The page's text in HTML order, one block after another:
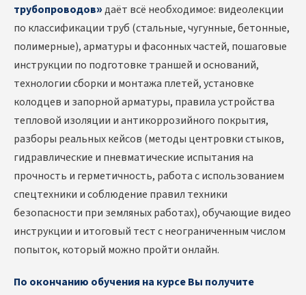
трубопроводов»даёт всё необходимое: видеолекции
по классификации труб (стальные, чугунные, бетонные,
полимерные), арматуры и фасонных частей, пошаговые
инструкции по подготовке траншей и оснований,
технологии сборки и монтажа плетей, установке
колодцев и запорной арматуры, правила устройства
тепловой изоляции и антикоррозийного покрытия,
разборы реальных кейсов (методы центровки стыков,
гидравлические и пневматические испытания на
прочность и герметичность, работа с использованием
спецтехники и соблюдение правил техники
безопасности при земляных работах), обучающие видео
инструкции и итоговый тест с неограниченным числом
попыток, который можно пройти онлайн.
По окончанию обучения на курсе Вы получите